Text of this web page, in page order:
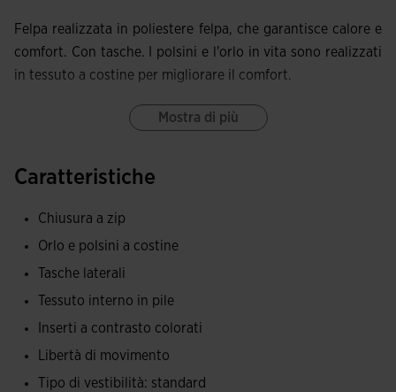
Felpa realizzata in poliestere felpa, che garantisce calore e
comfort. Con tasche. I polsini e l'orlo in vita sono realizzati
in tessuto a costine per migliorare il comfort.
Mostra di più
Caratteristiche
Chiusura a zip
Orlo e polsini a costine
Tasche laterali
Tessuto interno in pile
Inserti a contrasto colorati
Libertà di movimento
Tipo di vestibilità: standard